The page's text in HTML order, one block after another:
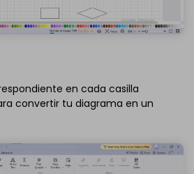
en cada casilla
convertir tu diagrama en un